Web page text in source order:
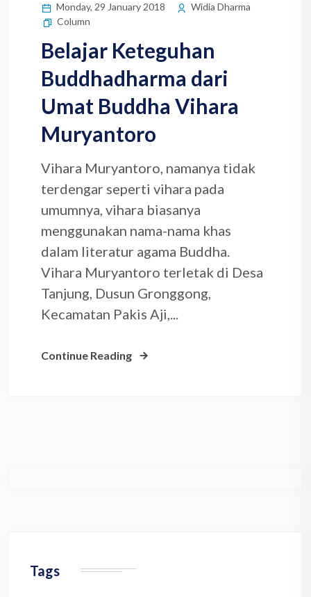
Monday, 29 January 2018
Widia Dharma
Column
Belajar Keteguhan
Buddhadharma dari
Umat Buddha Vihara
Muryantoro
Vihara Muryantoro, namanya tidak
terdengar seperti vihara pada
umumnya, vihara biasanya
menggunakan nama-nama khas
dalam literatur agama Buddha.
Vihara Muryantoro terletak di Desa
Tanjung, Dusun Gronggong,
Kecamatan Pakis Aji,...
Continue Reading
Tags